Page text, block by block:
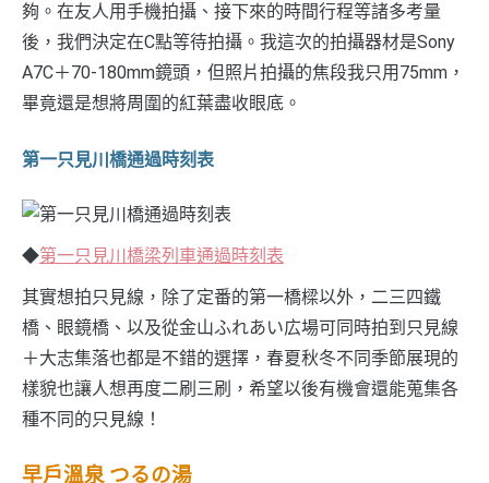
夠。在友人用手機拍攝、接下來的時間行程等諸多考量
後，我們決定在C點等待拍攝。我這次的拍攝器材是Sony
A7C＋70-180mm鏡頭，但照片拍攝的焦段我只用75mm，
畢竟還是想將周圍的紅葉盡收眼底。
第一只見川橋通過時刻表
◆第一只見川橋梁列車通過時刻表
其實想拍只見線，除了定番的第一橋樑以外，二三四鐵
橋、眼鏡橋、以及從金山ふれあい広場可同時拍到只見線
＋大志集落也都是不錯的選擇，春夏秋冬不同季節展現的
樣貌也讓人想再度二刷三刷，希望以後有機會還能蒐集各
種不同的只見線！
早戶溫泉 つるの湯